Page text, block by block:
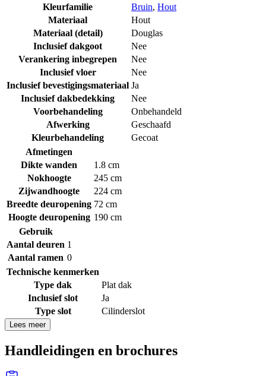
Kleurfamilie
Bruin, Hout
Materiaal
Hout
Materiaal (detail)
Douglas
Inclusief dakgoot
Nee
Verankering inbegrepen
Nee
Inclusief vloer
Nee
Inclusief bevestigingsmateriaal Ja
Inclusief dakbedekking
Nee
Voorbehandeling
Onbehandeld
Afwerking
Geschaafd
Kleurbehandeling
Gecoat
Afmetingen
Dikte wanden
1.8 cm
Nokhoogte
245 cm
Zijwandhoogte
224 cm
Breedte deuropening 72 cm
Hoogte deuropening 190 cm
Gebruik
Aantal deuren 1
Aantal ramen 0
Technische kenmerken
Type dak
Plat dak
Inclusief slot
Ja
Type slot
Cilinderslot
Lees meer
Handleidingen en brochures